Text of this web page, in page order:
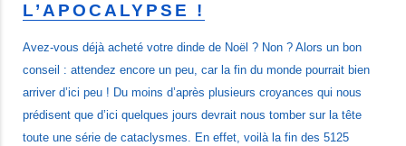
L’APOCALYPSE !
Avez-vous déjà acheté votre dinde de Noël ? Non ? Alors un bon
conseil : attendez encore un peu, car la fin du monde pourrait bien
arriver d’ici peu ! Du moins d’après plusieurs croyances qui nous
prédisent que d’ici quelques jours devrait nous tomber sur la tête
toute une série de cataclysmes. En effet, voilà la fin des 5125